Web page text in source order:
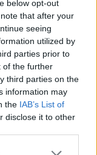
below opt-out
that after your
seeing
utilized by
parties prior to
of the further
third parties on the
information may
the IAB’s List of
disclose it to other
κυβέρνηση
ευρώ
να αποσύρει το
της χρήσης
αντιτίθενται